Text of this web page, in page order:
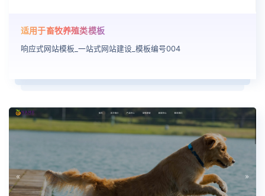
适用于畜牧养殖类模板
响应式网站模板_一站式网站建设_模板编号004